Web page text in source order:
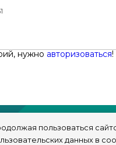
нужно авторизоваться!
пользоваться
данных в